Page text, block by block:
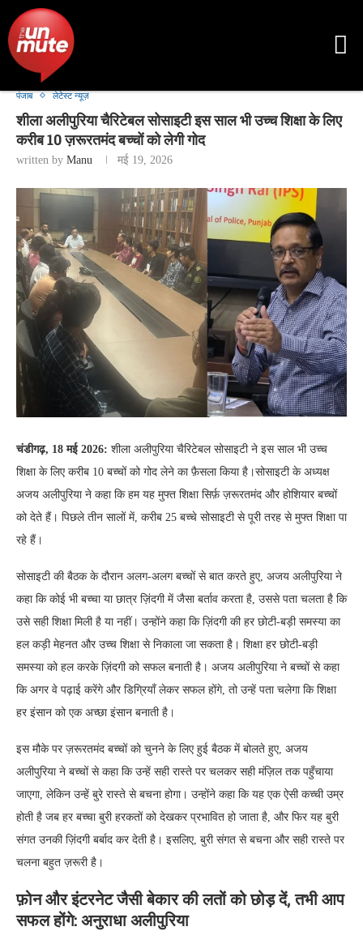
पंजाब लेटेस्ट न्यूज़
शीला अलीपुरिया चैरिटेबल सोसाइटी इस साल भी उच्च शिक्षा के लिए
करीब 10 ज़रूरतमंद बच्चों को लेगी गोद
written by Manu मई 19, 2026
चंडीगढ़, 18 मई 2026: शीला अलीपुरिया चैरिटेबल सोसाइटी ने इस साल भी उच्च
शिक्षा के लिए करीब 10 बच्चों को गोद लेने का फ़ैसला किया है।सोसाइटी के अध्यक्ष
अजय अलीपुरिया ने कहा कि हम यह मुफ्त शिक्षा सिर्फ़ ज़रूरतमंद और होशियार बच्चों
को देते हैं। पिछले तीन सालों में, करीब 25 बच्चे सोसाइटी से पूरी तरह से मुफ्त शिक्षा पा
रहे हैं।
सोसाइटी की बैठक के दौरान अलग-अलग बच्चों से बात करते हुए, अजय अलीपुरिया ने
कहा कि कोई भी बच्चा या छात्र ज़िंदगी में जैसा बर्ताव करता है, उससे पता चलता है कि
उसे सही शिक्षा मिली है या नहीं। उन्होंने कहा कि ज़िंदगी की हर छोटी-बड़ी समस्या का
हल कड़ी मेहनत और उच्च शिक्षा से निकाला जा सकता है। शिक्षा हर छोटी-बड़ी
समस्या को हल करके ज़िंदगी को सफल बनाती है। अजय अलीपुरिया ने बच्चों से कहा
कि अगर वे पढ़ाई करेंगे और डिग्रियाँ लेकर सफल होंगे, तो उन्हें पता चलेगा कि शिक्षा
हर इंसान को एक अच्छा इंसान बनाती है।
इस मौके पर ज़रूरतमंद बच्चों को चुनने के लिए हुई बैठक में बोलते हुए, अजय
अलीपुरिया ने बच्चों से कहा कि उन्हें सही रास्ते पर चलकर सही मंज़िल तक पहुँचाया
जाएगा, लेकिन उन्हें बुरे रास्ते से बचना होगा। उन्होंने कहा कि यह एक ऐसी कच्ची उम्र
होती है जब हर बच्चा बुरी हरकतों को देखकर प्रभावित हो जाता है, और फिर यह बुरी
संगत उनकी ज़िंदगी बर्बाद कर देती है। इसलिए, बुरी संगत से बचना और सही रास्ते पर
चलना बहुत ज़रूरी है।
फ़ोन और इंटरनेट जैसी बेकार की लतों को छोड़ दें, तभी आप
सफल होंगे: अनुराधा अलीपुरिया